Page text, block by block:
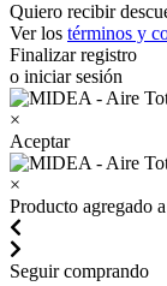
Quiero recibir
Ver los términos y
Finalizar registro
o iniciar sesión
×
Aceptar
×
Producto agregado
Seguir comprando